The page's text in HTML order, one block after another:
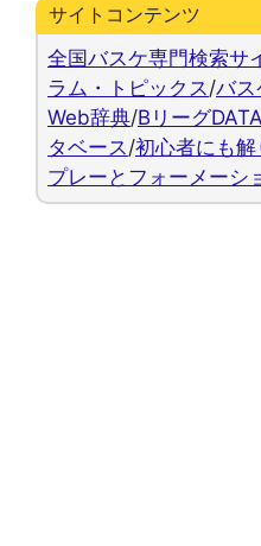
サイトコンテンツ
全国バスケ専門検索サ
ラム・トピックス /バス
Web辞典/BリーグDATA
タベース /初心者にも
プレーとフォーメーシ